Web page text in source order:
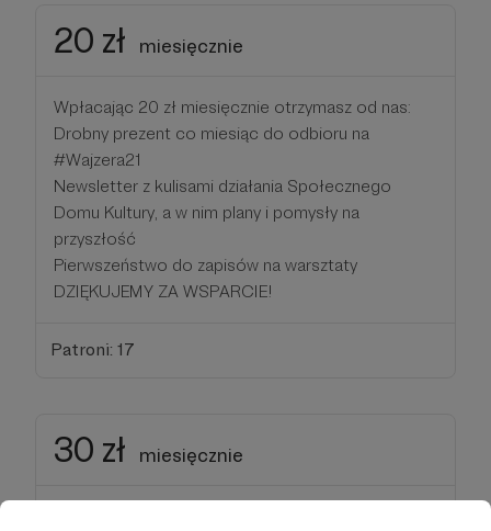
20 zł miesięcznie
Wpłacając 20 zł miesięcznie otrzymasz od nas:
Drobny prezent co miesiąc do odbioru na
#Wajzera21
Newsletter z kulisami działania Społecznego
Domu Kultury, a w nim plany i pomysły na
przyszłość
Pierwszeństwo do zapisów na warsztaty
DZIĘKUJEMY ZA WSPARCIE!
Patroni: 17
30 zł miesięcznie